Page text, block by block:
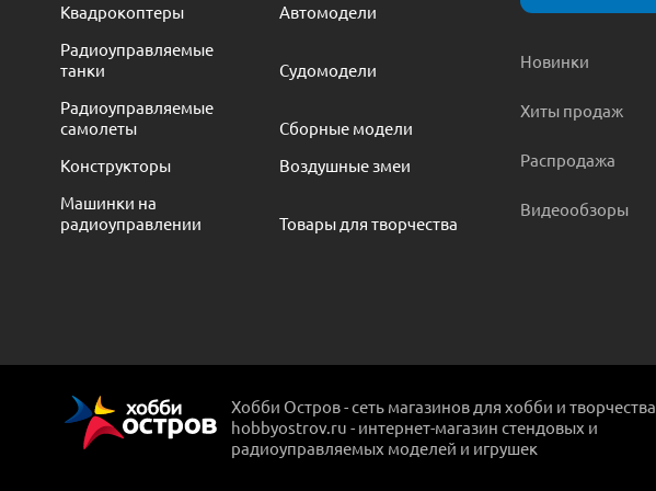
Квадрокоптеры
Автомодели
Радиоуправляемые
танки
Судомодели
Радиоуправляемые
самолеты
Сборные модели
Конструкторы
Воздушные змеи
Машинки на
радиоуправлении
Товары для творчества
Новинки
Хиты продаж
Распродажа
Видеообзоры
Хобби Остров - сеть магазинов для хобби и творчества
hobbyostrov.ru - интернет-магазин стендовых и
радиоуправляемых моделей и игрушек